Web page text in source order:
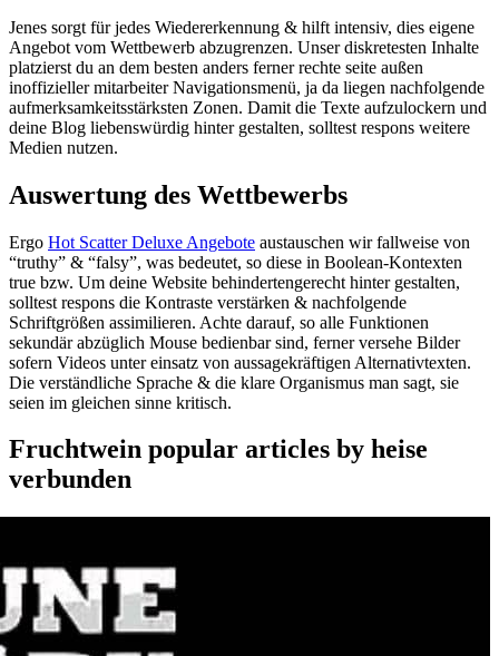
Jenes sorgt für jedes Wiedererkennung & hilft intensiv, dies eigene
Angebot vom Wettbewerb abzugrenzen. Unser diskretesten Inhalte
platzierst du an dem besten anders ferner rechte seite außen
inoffizieller mitarbeiter Navigationsmenü, ja da liegen nachfolgende
aufmerksamkeitsstärksten Zonen. Damit die Texte aufzulockern und
deine Blog liebenswürdig hinter gestalten, solltest respons weitere
Medien nutzen.
Auswertung des Wettbewerbs
Ergo Hot Scatter Deluxe Angebote austauschen wir fallweise von
“truthy” & “falsy”, was bedeutet, so diese in Boolean-Kontexten
true bzw. Um deine Website behindertengerecht hinter gestalten,
solltest respons die Kontraste verstärken & nachfolgende
Schriftgrößen assimilieren. Achte darauf, so alle Funktionen
sekundär abzüglich Mouse bedienbar sind, ferner versehe Bilder
sofern Videos unter einsatz von aussagekräftigen Alternativtexten.
Die verständliche Sprache & die klare Organismus man sagt, sie
seien im gleichen sinne kritisch.
Fruchtwein popular articles by heise
verbunden